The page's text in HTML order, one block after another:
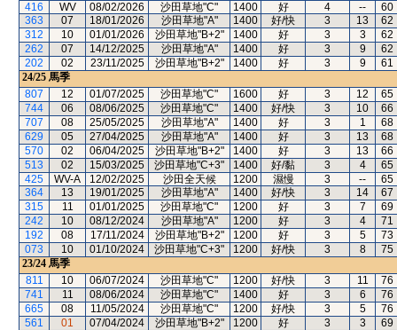
416
WV 08/02/2026 沙田草地"C" 1400 好 4 --
60
363
07 18/01/2026 沙田草地"A" 1400 好/快 3 13
62
312
10 01/01/2026 沙田草地"B+2" 1400 好 3 3
62
262
07 14/12/2025 沙田草地"A" 1400 好 3 9
62
202
02 23/11/2025 沙田草地"B+2" 1400 好 3 9
61
24/25 馬季
807
12 01/07/2025 沙田草地"C" 1600 好 3 12
65
744
06 08/06/2025 沙田草地"C" 1400 好/快 3 10
66
707
08 25/05/2025 沙田草地"A" 1400 好 3 1
68
629
05 27/04/2025 沙田草地"A" 1400 好 3 13
68
570
02 06/04/2025 沙田草地"B+2" 1400 好 3 13
66
513
02 15/03/2025 沙田草地"C+3" 1400 好/黏 3 4
65
425
WV-A 12/02/2025 沙田全天候 1200 濕慢 3 --
65
364
13 19/01/2025 沙田草地"A" 1400 好/快 3 14
67
315
11 01/01/2025 沙田草地"C" 1200 好 3 7
69
242
10 08/12/2024 沙田草地"A" 1200 好 3 4
71
192
08 17/11/2024 沙田草地"B+2" 1200 好 3 5
73
073
10 01/10/2024 沙田草地"C+3" 1200 好/快 3 8
75
23/24 馬季
811
10 06/07/2024 沙田草地"C" 1200 好/快 3 11
76
741
11 08/06/2024 沙田草地"C" 1400 好 3 6
76
665
08 11/05/2024 沙田草地"C" 1200 好/快 3 5
76
561
01 07/04/2024 沙田草地"B+2" 1200 好 3 3
69